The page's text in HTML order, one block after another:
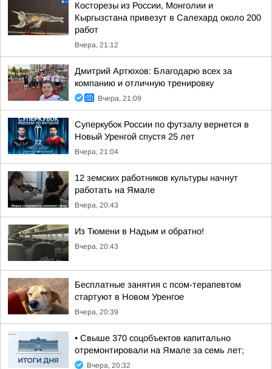
Косторезы из России, Монголии и
Кыргызстана привезут в Салехард около 200
работ
Вчера, 21:12
Дмитрий Артюхов: Благодарю всех за
компанию и отличную тренировку
Вчера, 21:09
Суперкубок России по футзалу вернется в
Новый Уренгой спустя 25 лет
Вчера, 21:04
12 земских работников культуры начнут
работать на Ямале
Вчера, 20:43
Из Тюмени в Надым и обратно!
Вчера, 20:43
Бесплатные занятия с псом-терапевтом
стартуют в Новом Уренгое
Вчера, 20:39
• Свыше 370 соцобъектов капитально
отремонтировали на Ямале за семь лет;
Вчера, 20:32